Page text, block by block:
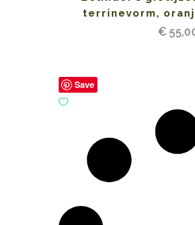
terrinevorm,
€
Save